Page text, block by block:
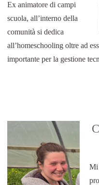
Ex animatore di campi
scuola, all’interno della
comunità si dedica
all’homeschooling oltre ad
importante per la gestione
Mi